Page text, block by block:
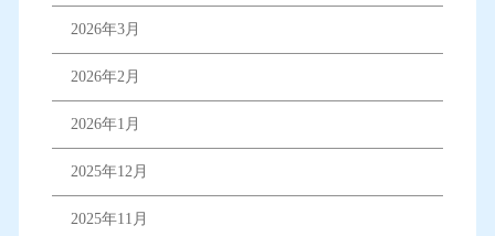
2026年3月
2026年2月
2026年1月
2025年12月
2025年11月